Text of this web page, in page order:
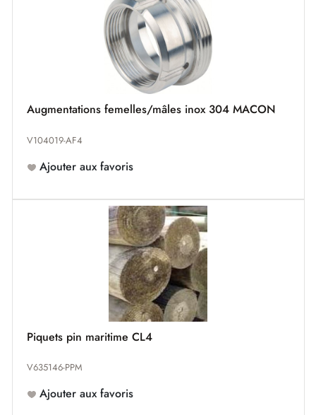
Augmentations femelles/mâles inox 304 MACON
V104019-AF4
Ajouter aux favoris
Piquets pin maritime CL4
V635146-PPM
Ajouter aux favoris